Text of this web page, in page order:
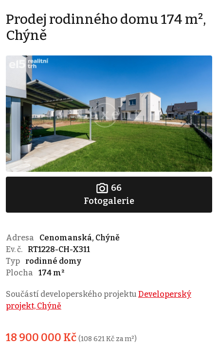
Prodej rodinného domu 174 m²,
Chýně
66
Fotogalerie
Adresa
Cenomanská, Chýně
Ev. č.
RT1228-CH-X311
Typ
rodinné domy
Plocha
174 m²
Součástí developerského projektu Developerský
projekt, Chýně
18 900 000 Kč (108 621 Kč za m²)